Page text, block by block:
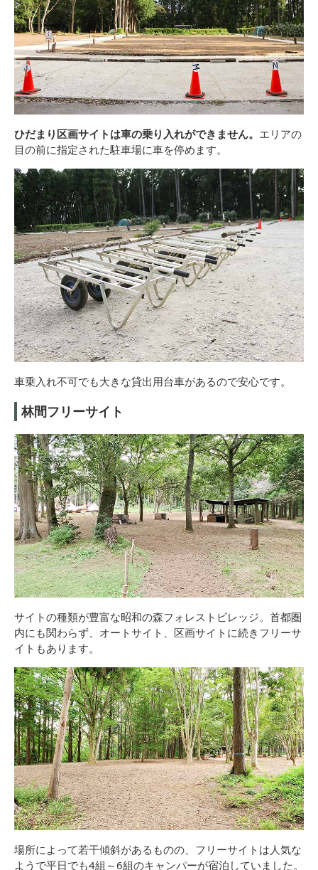
ひだまり区画サイトは車の乗り入れができません。 エリアの
目の前に指定された駐車場に車を停めます。
車乗入れ不可でも大きな貸出用台車があるので安心です。
林間フリーサイト
サイトの種類が豊富な昭和の森フォレストビレッジ。首都圏
内にも関わらず、オートサイト、区画サイトに続きフリーサ
イトもあります。
場所によって若干傾斜があるものの、フリーサイトは人気な
ようで平日でも4組～6組のキャンパーが宿泊していました。